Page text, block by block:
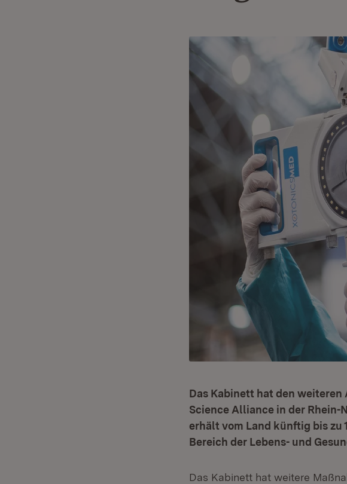
Das Kabinett hat den
Science Alliance in der Rhein-
erhält vom Land künftig bis zu
Bereich der Lebens- und
Das Kabinett hat weitere